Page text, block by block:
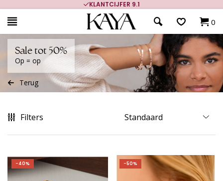
KLANTCIJFER 9.1
0
Sale tot 50%
Op = op
Terug
Filters
-40% -50%